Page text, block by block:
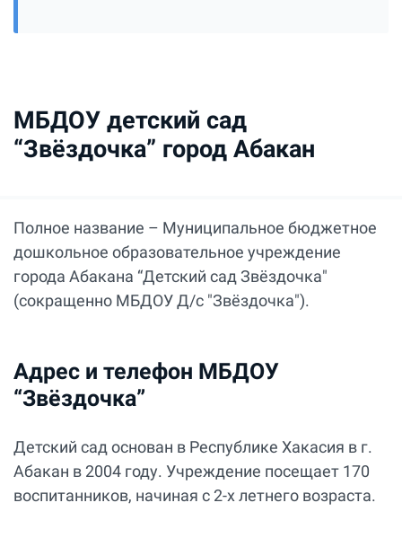
МБДОУ детский сад
“Звёздочка” город Абакан
Полное название – Муниципальное бюджетное
дошкольное образовательное учреждение
города Абакана “Детский сад Звёздочка"
(сокращенно МБДОУ Д/с "Звёздочка").
Адрес и телефон МБДОУ
“Звёздочка”
Детский сад основан в Республике Хакасия в г.
Абакан в 2004 году. Учреждение посещает 170
воспитанников, начиная с 2-х летнего возраста.